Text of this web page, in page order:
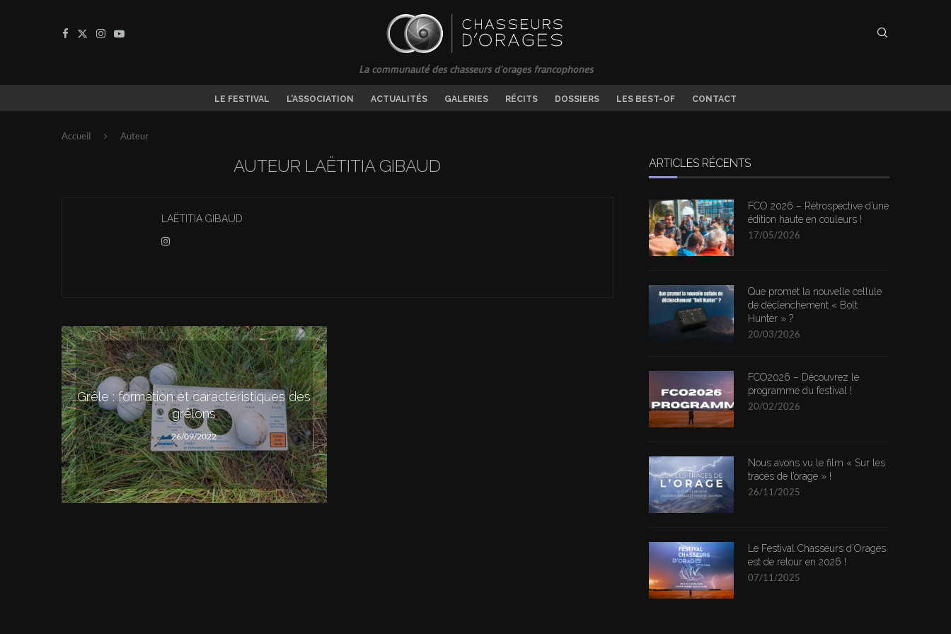
La communauté des chasseurs d'orages francophones
LE FESTIVAL L’ASSOCIATION ACTUALITÉS GALERIES RÉCITS DOSSIERS LES BEST-OF CONTACT
Accueil Auteur
AUTEUR LAËTITIA GIBAUD
LAËTITIA GIBAUD
Grêle : formation et caractéristiques des
grêlons
26/09/2022
ARTICLES RÉCENTS
FCO 2026 – Rétrospective d’une
édition haute en couleurs !
17/05/2026
Que promet la nouvelle cellule
de déclenchement « Bolt
Hunter » ?
20/03/2026
FCO2026 – Découvrez le
programme du festival !
20/02/2026
Nous avons vu le film « Sur les
traces de l’orage » !
26/11/2025
Le Festival Chasseurs d’Orages
est de retour en 2026 !
07/11/2025